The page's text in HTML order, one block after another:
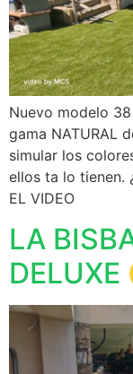
Nuevo modelo
gama NATURAL
simular los
ellos ta lo tienen.
EL VIDEO
LA